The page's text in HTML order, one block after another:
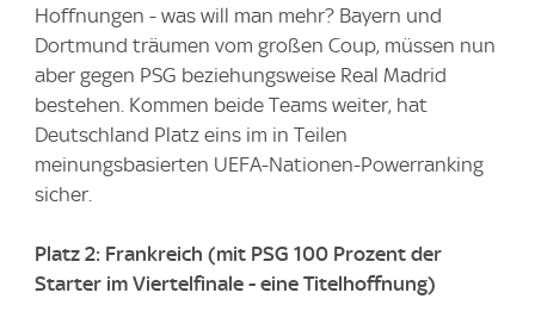
Hoffnungen - was will man mehr? Bayern und
Dortmund träumen vom großen Coup, müssen nun
aber gegen PSG beziehungsweise Real Madrid
bestehen. Kommen beide Teams weiter, hat
Deutschland Platz eins im in Teilen
meinungsbasierten UEFA-Nationen-Powerranking
sicher.
Platz 2: Frankreich (mit PSG 100 Prozent der
Starter im Viertelfinale - eine Titelhoffnung)